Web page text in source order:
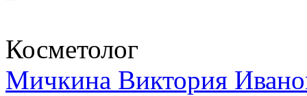
Косметолог
Мичкина Виктория